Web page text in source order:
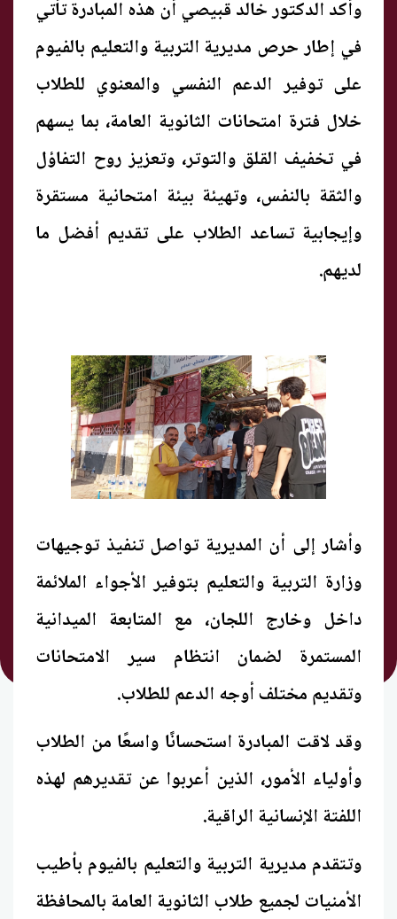
وأكد الدكتور خالد قبيصي أن هذه المبادرة تأتي
في إطار حرص مديرية التربية والتعليم بالفيوم
على توفير الدعم النفسي والمعنوي للطلاب
خلال فترة امتحانات الثانوية العامة، بما يسهم
في تخفيف القلق والتوتر، وتعزيز روح التفاؤل
والثقة بالنفس، وتهيئة بيئة امتحانية مستقرة
وإيجابية تساعد الطلاب على تقديم أفضل ما
لديهم.
وأشار إلى أن المديرية تواصل تنفيذ توجيهات
وزارة التربية والتعليم بتوفير الأجواء الملائمة
داخل وخارج اللجان، مع المتابعة الميدانية
المستمرة لضمان انتظام سير الامتحانات
وتقديم مختلف أوجه الدعم للطلاب.
وقد لاقت المبادرة استحسانًا واسعًا من الطلاب
وأولياء الأمور، الذين أعربوا عن تقديرهم لهذه
اللفتة الإنسانية الراقية.
وتتقدم مديرية التربية والتعليم بالفيوم بأطيب
الأمنيات لجميع طلاب الثانوية العامة بالمحافظة